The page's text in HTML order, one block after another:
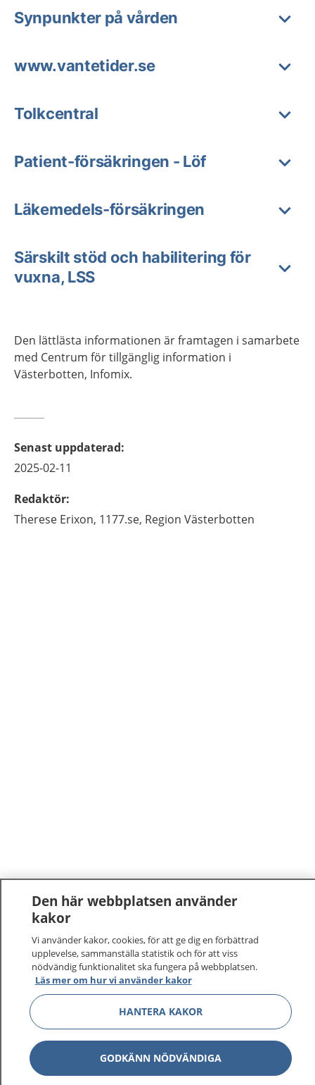
Synpunkter på vården
www.vantetider.se
Tolkcentral
Patient-försäkringen - Löf
Läkemedels-försäkringen
Särskilt stöd och habilitering för
vuxna, LSS
Den lättlästa informationen är framtagen i samarbete
med Centrum för tillgänglig information i
Västerbotten, Infomix.
Senast uppdaterad:
2025-02-11
Redaktör:
Therese Erixon, 1177.se, Region Västerbotten
1177 tryggt om din hälsa och vård
På 1177.se får du råd om hälsa och information om
sjukdomar och vilka mottagningar du kan kontakta.
Logga in för att läsa din journal och göra dina
vårdärenden. Ring telefonnummer 1177 för
sjukvårdsrådgivning dygnet runt.
1177 ger dig råd när du vill må bättre.
Den här webbplatsen använder
kakor
Vi använder kakor, cookies, för att ge dig en förbättrad
upplevelse, sammanställa statistik och för att viss
nödvändig funktionalitet ska fungera på webbplatsen.
Läs mer om hur vi använder kakor
HANTERA KAKOR
GODKÄNN NÖDVÄNDIGA